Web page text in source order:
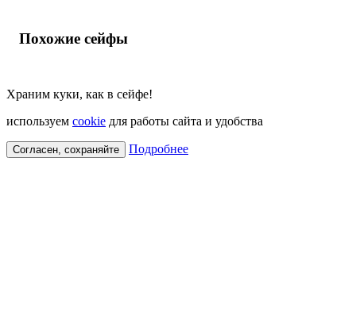
Похожие сейфы
Храним куки, как в сейфе!
используем cookie для работы сайта и удобства
Согласен, сохраняйте Подробнее